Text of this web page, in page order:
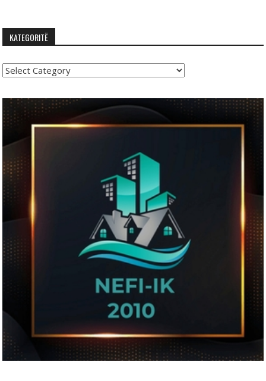
KATEGORITË
Kategoritë